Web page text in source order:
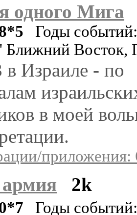
одного Мига
Годы
Ближний Восток,
Израиле - по
в моей
приложения:
2k
Годы